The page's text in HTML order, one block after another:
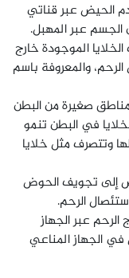
الحيض عبر قناتي
عبر المهبل.
الموجودة خارج
والمعروفة باسم
صغيرة من البطن
في البطن تنمو
وتتصرف مثل خلايا
إلى تجويف الحوض
الرحم.
عبر الجهاز
الجهاز المناعي